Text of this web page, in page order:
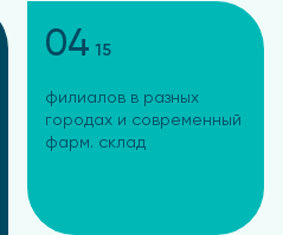
04 15
филиалов в разных
городах и современный
фарм. склад